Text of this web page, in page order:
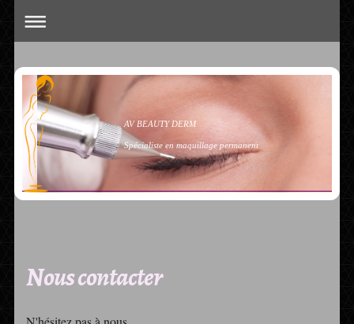
AV BEAUTY DERM
Spécialiste en maquillage permanent
Nous contacter